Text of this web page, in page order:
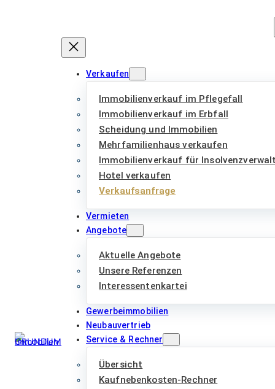
Verkaufen
Immobilienverkauf im Pflegefall
Immobilienverkauf im Erbfall
Scheidung und Immobilien
Mehrfamilienhaus verkaufen
Immobilienverkauf für
Hotel verkaufen
Verkaufsanfrage
Vermieten
Angebote
Aktuelle Angebote
Unsere Referenzen
Interessentenkartei
Gewerbeimmobilien
Neubauvertrieb
Service & Rechner
Übersicht
Kaufnebenkosten-Rechner